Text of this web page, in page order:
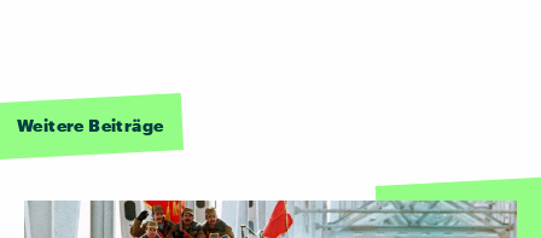
Weitere Beiträge